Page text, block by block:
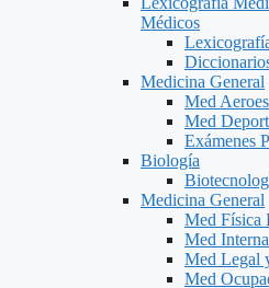
Médicos
Medicina General
Med
Med
Exámenes
Biología
Medicina General
Med Física
Med
Med Legal
Med